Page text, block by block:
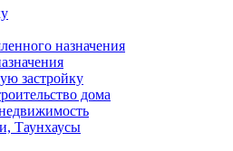
назначения
застройку
дома
Таунхаусы